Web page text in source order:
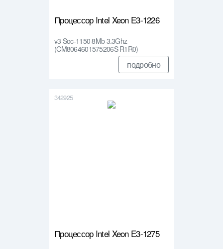
Процессор Intel Xeon E3-1226
v3 Soc-1150 8Mb 3.3Ghz
(CM8064601575206S R1R0)
подробно
342925
Процессор Intel Xeon E3-1275